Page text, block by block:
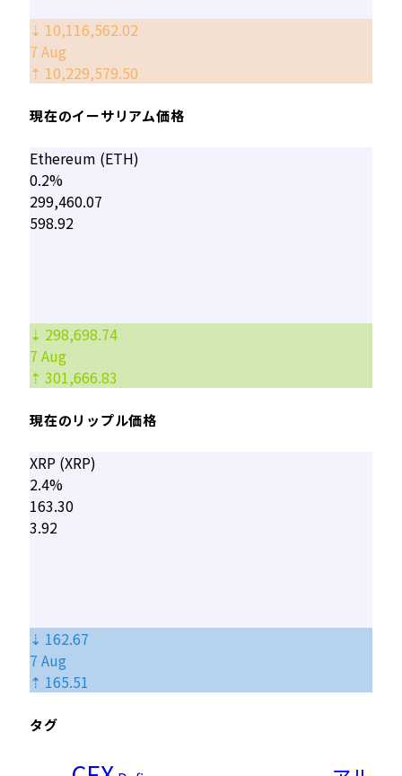
⇣ 10,116,562.02
7 Aug
⇡ 10,229,579.50
現在のイーサリアム価格
Ethereum (ETH)
0.2%
299,460.07
598.92
⇣ 298,698.74
7 Aug
⇡ 301,666.83
現在のリップル価格
XRP (XRP)
2.4%
163.30
3.92
⇣ 162.67
7 Aug
⇡ 165.51
タグ